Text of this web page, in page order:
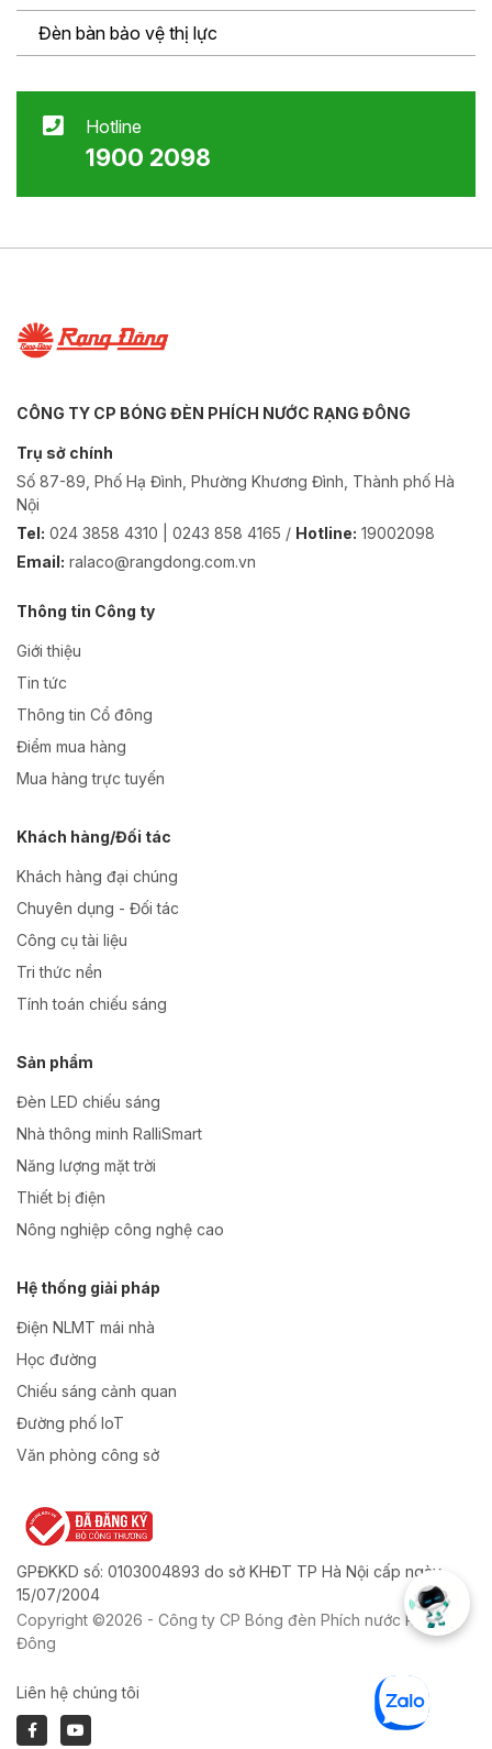
Đèn bàn bảo vệ thị lực
Hotline
1900 2098
CÔNG TY CP BÓNG ĐÈN PHÍCH NƯỚC RẠNG ĐÔNG
Trụ sở chính
Số 87-89, Phố Hạ Đình, Phường Khương Đình, Thành phố Hà
Nội
Tel: 024 3858 4310 | 0243 858 4165 / Hotline: 19002098
Email: ralaco@rangdong.com.vn
Thông tin Công ty
Giới thiệu
Tin tức
Thông tin Cổ đông
Điểm mua hàng
Mua hàng trực tuyến
Khách hàng/Đối tác
Khách hàng đại chúng
Chuyên dụng - Đối tác
Công cụ tài liệu
Tri thức nền
Tính toán chiếu sáng
Sản phẩm
Đèn LED chiếu sáng
Nhà thông minh RalliSmart
Năng lượng mặt trời
Thiết bị điện
Nông nghiệp công nghệ cao
Hệ thống giải pháp
Điện NLMT mái nhà
Học đường
Chiếu sáng cảnh quan
Đường phố IoT
Văn phòng công sở
GPĐKKD số: 0103004893 do sở KHĐT TP Hà Nội cấp ngày
15/07/2004
Copyright ©2026 - Công ty CP Bóng đèn Phích nước Rạng
Đông
Liên hệ chúng tôi